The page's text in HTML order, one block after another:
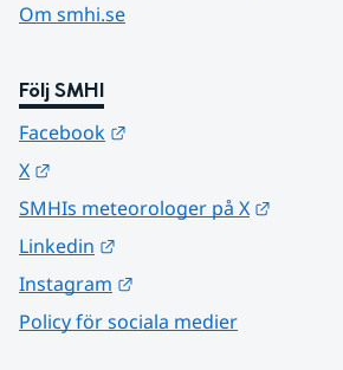
Om smhi.se
Följ SMHI
Facebook
X
SMHIs meteorologer på X
Linkedin
Instagram
Policy för sociala medier